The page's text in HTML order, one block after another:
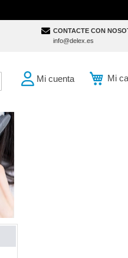
CONTACTE CON
info@delex.es
Mi
Mi cuenta